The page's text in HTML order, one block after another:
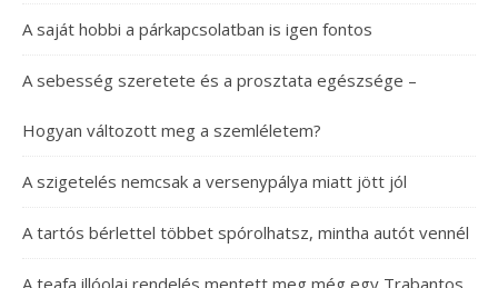
A saját hobbi a párkapcsolatban is igen fontos
A sebesség szeretete és a prosztata egészsége –
Hogyan változott meg a szemléletem?
A szigetelés nemcsak a versenypálya miatt jött jól
A tartós bérlettel többet spórolhatsz, mintha autót vennél
A teafa illóolaj rendelés mentett meg még egy Trabantos